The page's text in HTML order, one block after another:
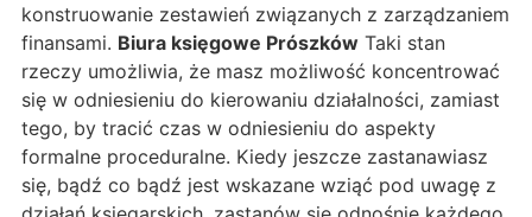
konstruowanie zestawień związanych z zarządzaniem
finansami. Biura księgowe Prószków Taki stan
rzeczy umożliwia, że masz możliwość koncentrować
się w odniesieniu do kierowaniu działalności, zamiast
tego, by tracić czas w odniesieniu do aspekty
formalne proceduralne. Kiedy jeszcze zastanawiasz
się, bądź co bądź jest wskazane wziąć pod uwagę z